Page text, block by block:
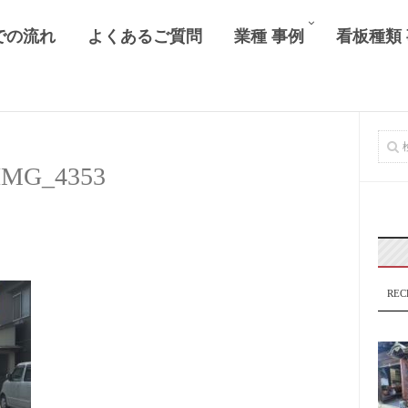
の流れ よくあるご質問 業種 事例 看板種類